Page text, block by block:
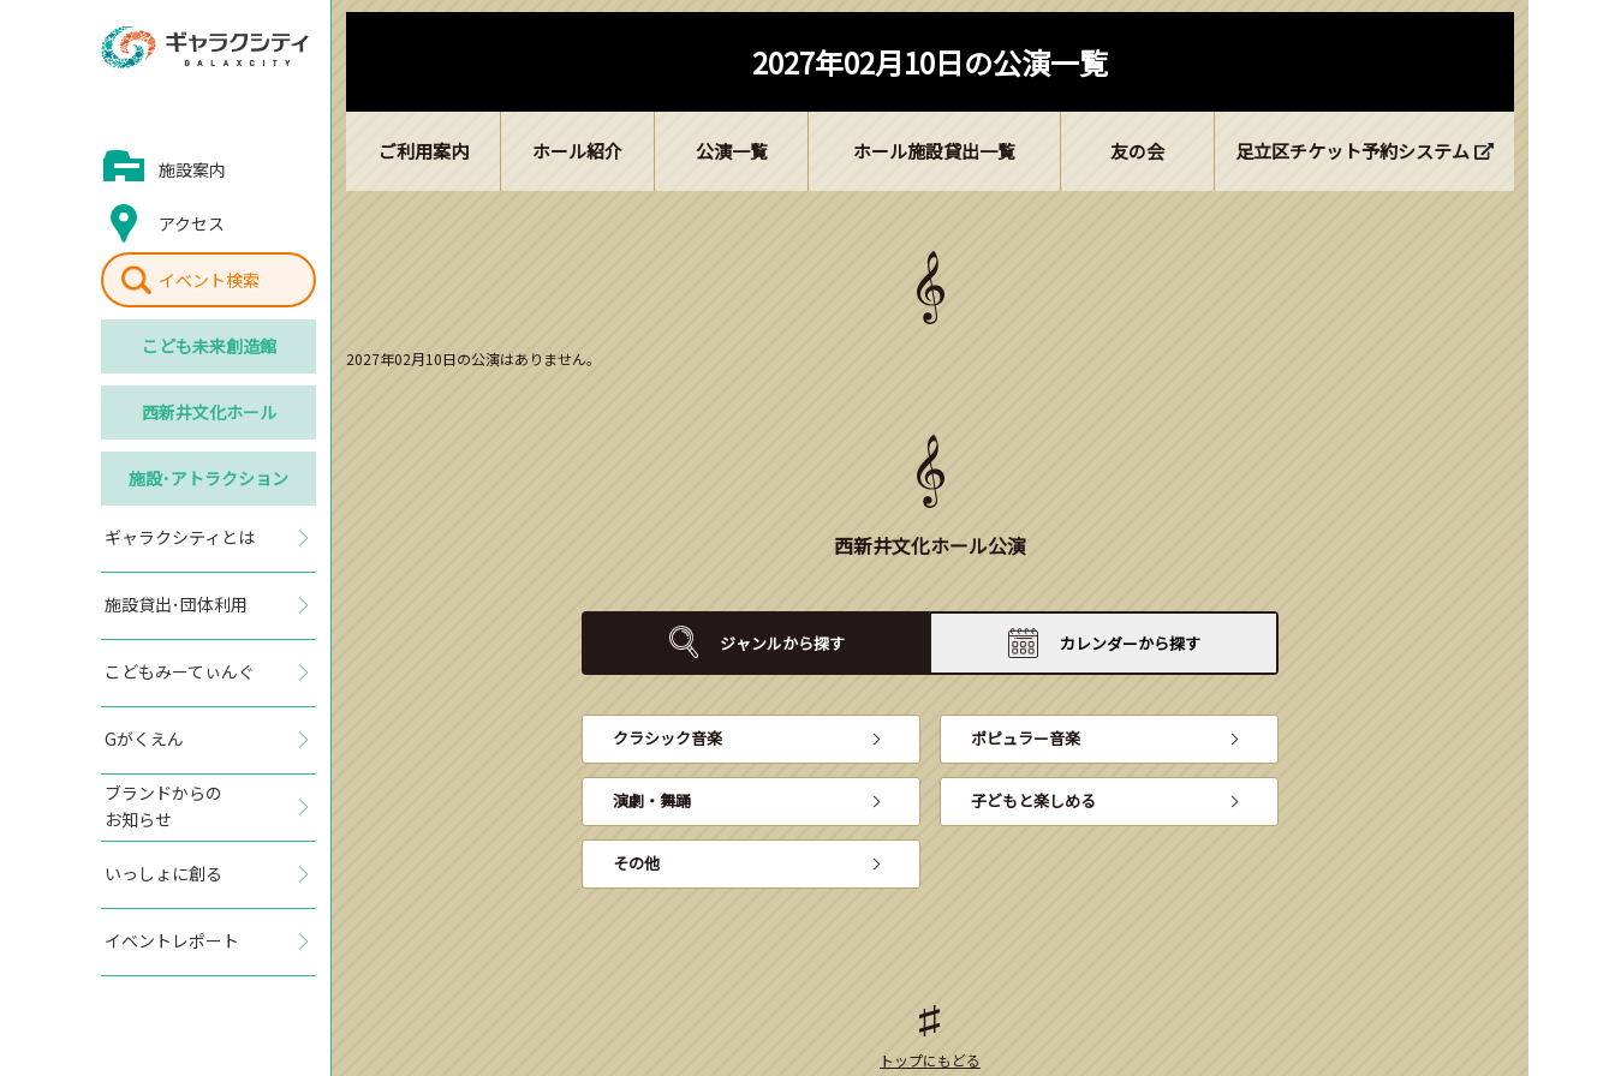
施設案内
アクセス
イベント検索
こども未来創造館
西新井文化ホール
施設･アトラクション
ギャラクシティとは
施設貸出･団体利用
こどもみーてぃんぐ
Gがくえん
ブランドからの
お知らせ
いっしょに創る
イベントレポート
2027年02月10日の公演一覧
ご利用案内 ホール紹介 公演一覧 ホール施設貸出一覧 友の会 足立区チケット予約システム
2027年02月10日の公演はありません。
西新井文化ホール公演
ジャンルから探す カレンダーから探す
クラシック音楽 ポピュラー音楽
演劇・舞踊 子どもと楽しめる
その他
トップにもどる